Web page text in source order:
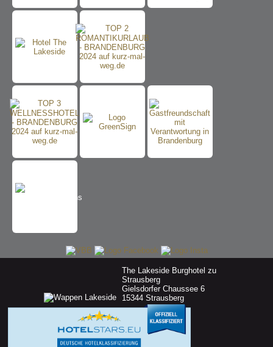
The Lakeside Burghotel zu
Strausberg
Gielsdorfer Chaussee 6
15344 Strausberg